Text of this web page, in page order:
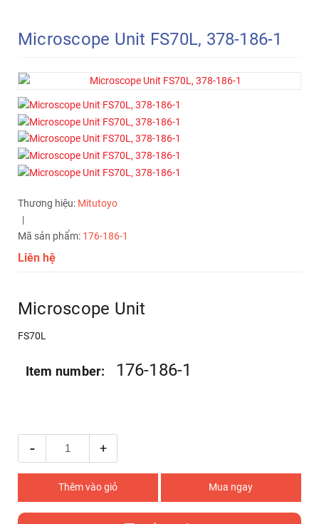
Microscope Unit FS70L, 378-186-1
Thương hiệu: Mitutoyo
|
Mã sản phẩm: 176-186-1
Liên hệ
Microscope Unit
FS70L
Item number: 176-186-1
- +
Thêm vào giỏ Mua ngay